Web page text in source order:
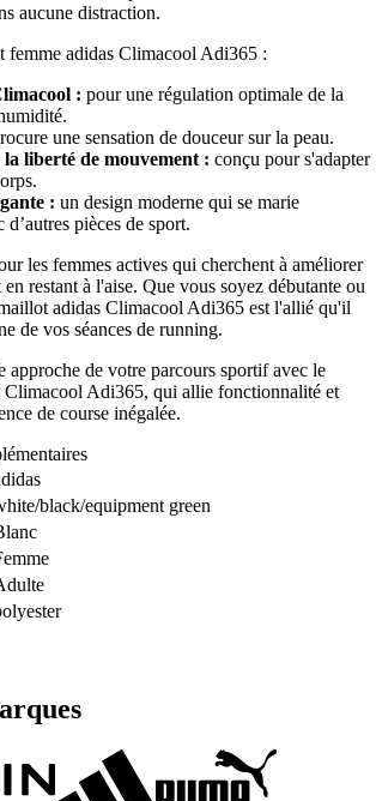
aucune distraction.
femme adidas Climacool Adi365 :
: pour une régulation optimale de la
une sensation de douceur sur la peau.
la liberté de mouvement : conçu pour s'adapter
: un design moderne qui se marie
pièces de sport.
les femmes actives qui cherchent à améliorer
restant à l'aise. Que vous soyez débutante ou
adidas Climacool Adi365 est l'allié qu'il
de vos séances de running.
approche de votre parcours sportif avec le
Climacool Adi365, qui allie fonctionnalité et
de course inégalée.
black/equipment green